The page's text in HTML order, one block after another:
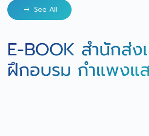
See All
E-BOOK สำนักส่ง
ฝึกอบรม กำแพงแ